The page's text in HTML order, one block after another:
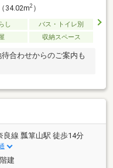
34.02m2）
し
バス・トイレ別
収納スペース
合わせからのご案内も
良線 瓢箪山駅 徒歩14分
建